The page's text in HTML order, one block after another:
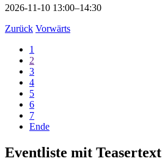
2026-11-10 13:00–14:30
Zurück Vorwärts
1
2
3
4
5
6
7
Ende
Eventliste mit Teasertext